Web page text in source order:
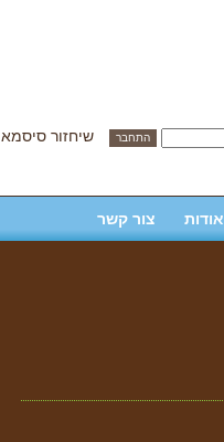
שיחזור סיסמא
אודות צור קשר